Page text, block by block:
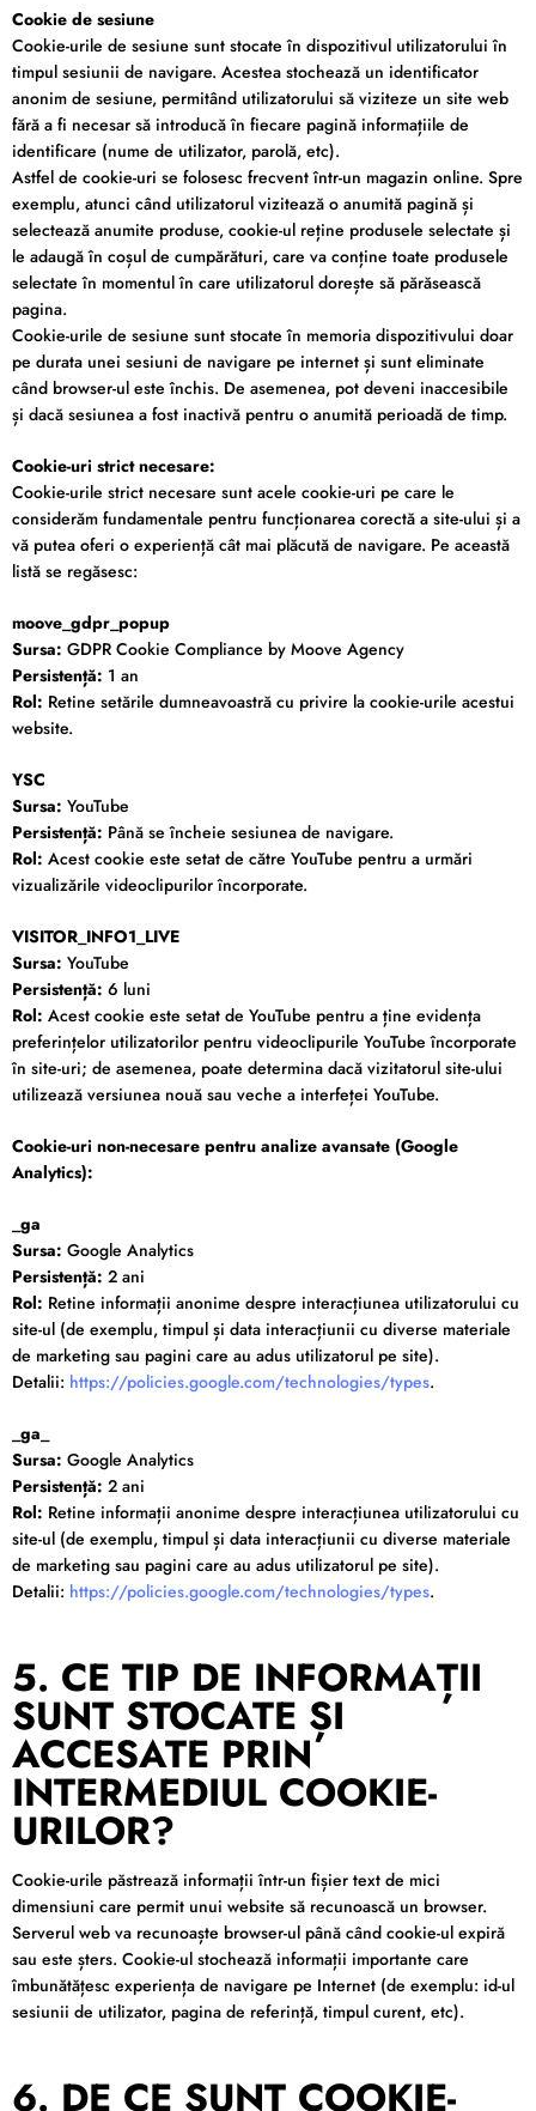
Cookie de sesiune
Cookie-urile de sesiune sunt stocate în dispozitivul utilizatorului în
timpul sesiunii de navigare. Acestea stochează un identificator
anonim de sesiune, permitând utilizatorului să viziteze un site web
fără a fi necesar să introducă în fiecare pagină informațiile de
identificare (nume de utilizator, parolă, etc).
Astfel de cookie-uri se folosesc frecvent într-un magazin online. Spre
exemplu, atunci când utilizatorul vizitează o anumită pagină și
selectează anumite produse, cookie-ul reține produsele selectate și
le adaugă în coșul de cumpărături, care va conține toate produsele
selectate în momentul în care utilizatorul dorește să părăsească
pagina.
Cookie-urile de sesiune sunt stocate în memoria dispozitivului doar
pe durata unei sesiuni de navigare pe internet și sunt eliminate
când browser-ul este închis. De asemenea, pot deveni inaccesibile
și dacă sesiunea a fost inactivă pentru o anumită perioadă de timp.
Cookie-uri strict necesare:
Cookie-urile strict necesare sunt acele cookie-uri pe care le
considerăm fundamentale pentru funcționarea corectă a site-ului și a
vă putea oferi o experiență cât mai plăcută de navigare. Pe această
listă se regăsesc:
moove_gdpr_popup
Sursa: GDPR Cookie Compliance by Moove Agency
Persistență: 1 an
Rol: Retine setările dumneavoastră cu privire la cookie-urile acestui
website.
YSC
Sursa: YouTube
Persistență: Până se încheie sesiunea de navigare.
Rol: Acest cookie este setat de către YouTube pentru a urmări
vizualizările videoclipurilor încorporate.
VISITOR_INFO1_LIVE
Sursa: YouTube
Persistență: 6 luni
Rol: Acest cookie este setat de YouTube pentru a ține evidența
preferințelor utilizatorilor pentru videoclipurile YouTube încorporate
în site-uri; de asemenea, poate determina dacă vizitatorul site-ului
utilizează versiunea nouă sau veche a interfeței YouTube.
Cookie-uri non-necesare pentru analize avansate (Google
Analytics):
_ga
Sursa: Google Analytics
Persistență: 2 ani
Rol: Retine informații anonime despre interacțiunea utilizatorului cu
site-ul (de exemplu, timpul și data interacțiunii cu diverse materiale
de marketing sau pagini care au adus utilizatorul pe site).
Detalii: https://policies.google.com/technologies/types.
_ga_
Sursa: Google Analytics
Persistență: 2 ani
Rol: Retine informații anonime despre interacțiunea utilizatorului cu
site-ul (de exemplu, timpul și data interacțiunii cu diverse materiale
de marketing sau pagini care au adus utilizatorul pe site).
Detalii: https://policies.google.com/technologies/types.
5. CE TIP DE INFORMAȚII
SUNT STOCATE ȘI
ACCESATE PRIN
INTERMEDIUL COOKIE-
URILOR?
Cookie-urile păstrează informații într-un fișier text de mici
dimensiuni care permit unui website să recunoască un browser.
Serverul web va recunoaște browser-ul până când cookie-ul expiră
sau este șters. Cookie-ul stochează informații importante care
îmbunătățesc experiența de navigare pe Internet (de exemplu: id-ul
sesiunii de utilizator, pagina de referință, timpul curent, etc).
6. DE CE SUNT COOKIE-